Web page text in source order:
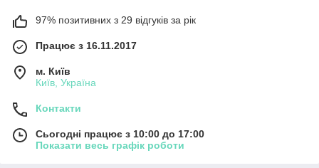
97% позитивних з 29 відгуків за рік
Працює з 16.11.2017
м. Київ
Київ, Україна
Контакти
Сьогодні працює з 10:00 до 17:00
Показати весь графік роботи